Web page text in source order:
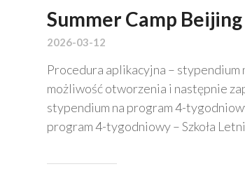
Summer Camp
2026-03-12
Procedura aplikacyjna – stypendium
możliwość otworzenia i następnie
stypendium na program 4-
program 4-tygodniowy – Szkoła